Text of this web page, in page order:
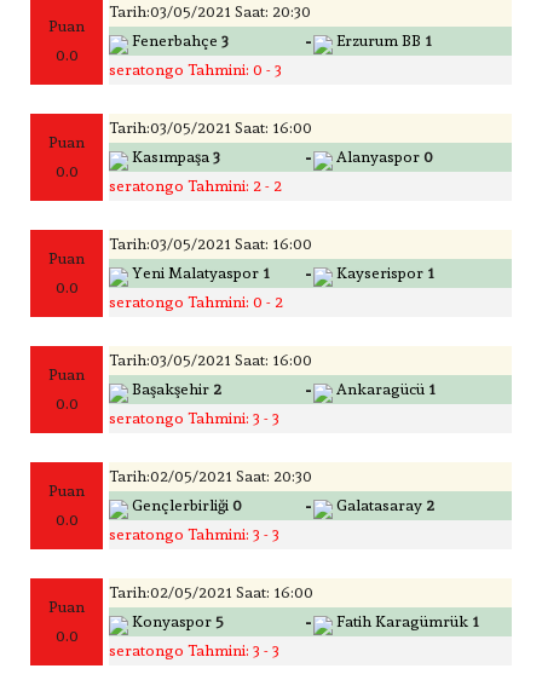
Puan
0.0
Tarih:03/05/2021 Saat: 20:30
Fenerbahçe 3 - Erzurum BB 1
seratongo Tahmini: 0 - 3
Puan
0.0
Tarih:03/05/2021 Saat: 16:00
Kasımpaşa 3 - Alanyaspor 0
seratongo Tahmini: 2 - 2
Puan
0.0
Tarih:03/05/2021 Saat: 16:00
Yeni Malatyaspor 1 - Kayserispor 1
seratongo Tahmini: 0 - 2
Puan
0.0
Tarih:03/05/2021 Saat: 16:00
Başakşehir 2 - Ankaragücü 1
seratongo Tahmini: 3 - 3
Puan
0.0
Tarih:02/05/2021 Saat: 20:30
Gençlerbirliği 0 - Galatasaray 2
seratongo Tahmini: 3 - 3
Puan
0.0
Tarih:02/05/2021 Saat: 16:00
Konyaspor 5 - Fatih Karagümrük 1
seratongo Tahmini: 3 - 3